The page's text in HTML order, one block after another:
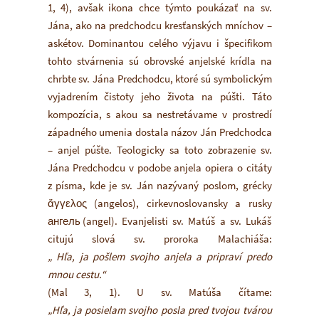
1, 4), avšak ikona chce týmto poukázať na sv.
Jána, ako na predchodcu kresťanských mníchov –
askétov. Dominantou celého výjavu i špecifikom
tohto stvárnenia sú obrovské anjelské krídla na
chrbte sv. Jána Predchodcu, ktoré sú symbolickým
vyjadrením čistoty jeho života na púšti. Táto
kompozícia, s akou sa nestretávame v prostredí
západného umenia dostala názov Ján Predchodca
– anjel púšte. Teologicky sa toto zobrazenie sv.
Jána Predchodcu v podobe anjela opiera o citáty
z písma, kde je sv. Ján nazývaný poslom, grécky
ἄγγελος (angelos), cirkevnoslovansky a rusky
ангель (angel). Evanjelisti sv. Matúš a sv. Lukáš
citujú slová sv. proroka Malachiáša:
„ Hľa, ja pošlem svojho anjela a pripraví predo
mnou cestu.“
(Mal 3, 1). U sv. Matúša čítame:
„Hľa, ja posielam svojho posla pred tvojou tvárou